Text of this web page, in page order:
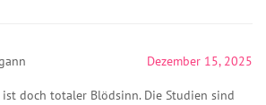
Dezember 15, 2025
ist doch totaler Blödsinn. Die Studien sind